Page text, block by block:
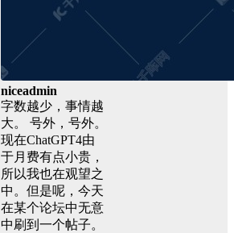
niceadmin
字数越少，事情越
大。 号外，号外。
现在ChatGPT4由
于月费有点小贵，
所以我也在观望之
中。但是呢，今天
在某个论坛中无意
中刷到一个帖子。